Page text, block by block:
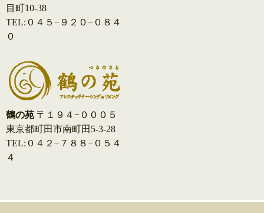
目町10-38
TEL:０４５−９２０−０８４
０
鶴の苑 〒１９４−０００５
東京都町田市南町田5-3-28
TEL:０４２−７８８−０５４
４